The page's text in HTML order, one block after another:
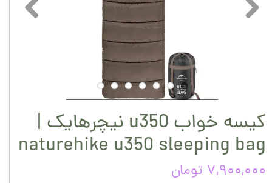
کیسه خواب u350 نیچرهایک |
naturehike u350 sleeping bag
۷,۹۰۰,۰۰۰ تومان